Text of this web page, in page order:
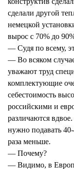
сделали другой
немецкой
вырос с 70% до
— Судя по всему,
— Во всяком
уважают труд
комплектующие
себестоимость
российскими и
различаются
нужно подавать
раза меньше.
— Почему?
— Видимо, в